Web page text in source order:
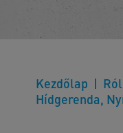
Kezdőlap
Hídgerenda,